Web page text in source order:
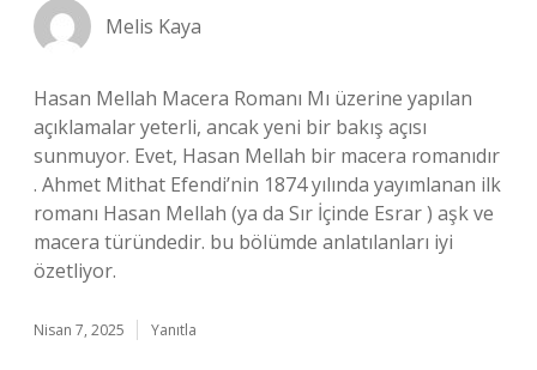
Melis Kaya
Hasan Mellah Macera Romanı Mı üzerine yapılan
açıklamalar yeterli, ancak yeni bir bakış açısı
sunmuyor. Evet, Hasan Mellah bir macera romanıdır
. Ahmet Mithat Efendi’nin 1874 yılında yayımlanan ilk
romanı Hasan Mellah (ya da Sır İçinde Esrar ) aşk ve
macera türündedir. bu bölümde anlatılanları iyi
özetliyor.
Nisan 7, 2025 Yanıtla